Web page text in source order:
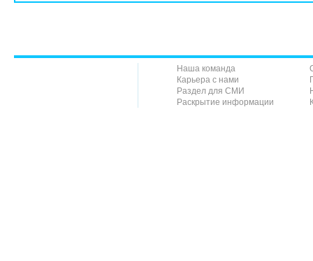
Наша команда
Карьера с нами
Раздел для СМИ
Раскрытие информации